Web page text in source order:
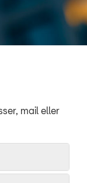
mail eller